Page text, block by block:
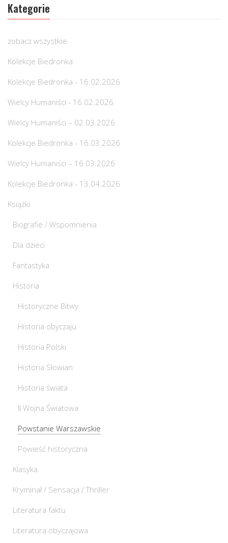
Kategorie
zobacz wszystkie
Kolekcje Biedronka
Kolekcje Biedronka - 16.02.2026
Wielcy Humaniści - 16.02.2026
Wielcy Humaniści – 02.03.2026
Kolekcje Biedronka - 16.03.2026
Wielcy Humaniści – 16.03.2026
Kolekcje Biedronka - 13.04.2026
Książki
Biografie / Wspomnienia
Dla dzieci
Fantastyka
Historia
Historyczne Bitwy
Historia obyczaju
Historia Polski
Historia Słowian
Historia świata
II Wojna Światowa
Powstanie Warszawskie
Powieść historyczna
Klasyka
Kryminał / Sensacja / Thriller
Literatura faktu
Literatura obyczajowa